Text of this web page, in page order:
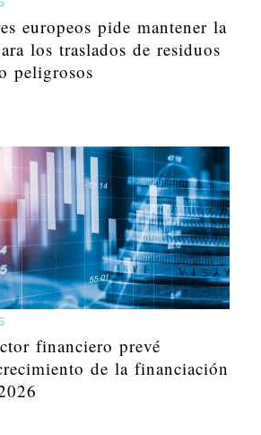
europeos pide mantener la
los traslados de residuos
peligrosos
financiero prevé
de la financiación